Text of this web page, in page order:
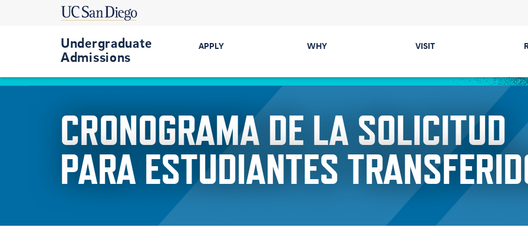
Undergraduate
Admissions
APPLY
First-Year
Transfer
International
WHY
Colleges
Career Prep &
Internships
Communities
VISIT
Tours
CRONOGRAMA DE LA SOLICITUD
PARA ESTUDIANTES